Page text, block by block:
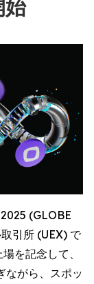
始
(GLOBE
引所 (UEX) で
を記念して、
ながら、スポッ